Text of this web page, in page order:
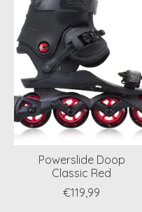
Powerslide Doop
Classic Red
€119,99